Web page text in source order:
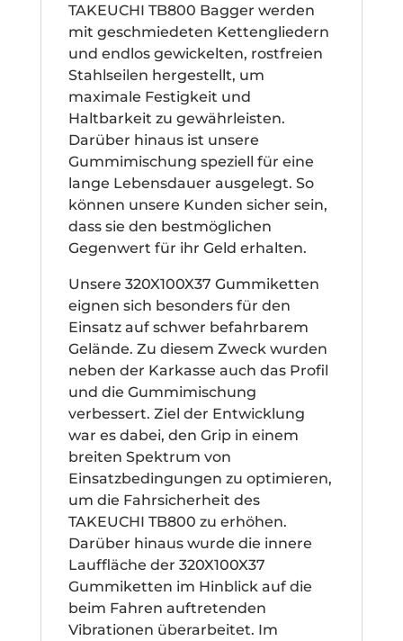
TAKEUCHI TB800 Bagger werden
mit geschmiedeten Kettengliedern
und endlos gewickelten, rostfreien
Stahlseilen hergestellt, um
maximale Festigkeit und
Haltbarkeit zu gewährleisten.
Darüber hinaus ist unsere
Gummimischung speziell für eine
lange Lebensdauer ausgelegt. So
können unsere Kunden sicher sein,
dass sie den bestmöglichen
Gegenwert für ihr Geld erhalten.
Unsere 320X100X37 Gummiketten
eignen sich besonders für den
Einsatz auf schwer befahrbarem
Gelände. Zu diesem Zweck wurden
neben der Karkasse auch das Profil
und die Gummimischung
verbessert. Ziel der Entwicklung
war es dabei, den Grip in einem
breiten Spektrum von
Einsatzbedingungen zu optimieren,
um die Fahrsicherheit des
TAKEUCHI TB800 zu erhöhen.
Darüber hinaus wurde die innere
Lauffläche der 320X100X37
Gummiketten im Hinblick auf die
beim Fahren auftretenden
Vibrationen überarbeitet. Im